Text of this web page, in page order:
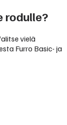
rodulle?
vielä
Furro Basic- ja